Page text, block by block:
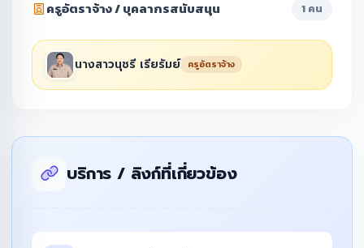
ครูอัตราจ้าง / บุคลากรสนับสนุน 1 คน
นางสาวนุชรี เรียรัมย์ ครูอัตราจ้าง
บริการ / ลิงก์ที่เกี่ยวข้อง